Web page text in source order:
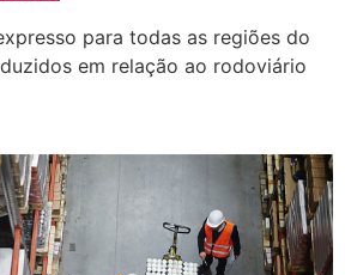
para todas as regiões do
em relação ao rodoviário